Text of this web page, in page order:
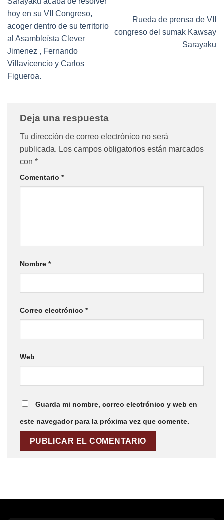
hoy en su VII Congreso,
acoger dentro de su territorio
al Asambleísta Clever
Jimenez , Fernando
Villavicencio y Carlos
Figueroa.
Rueda de prensa de VII
congreso del sumak Kawsay
Sarayaku
Deja una respuesta
Tu dirección de correo electrónico no será
publicada. Los campos obligatorios están marcados
con *
Comentario *
Nombre *
Correo electrónico *
Web
Guarda mi nombre, correo electrónico y web en
este navegador para la próxima vez que comente.